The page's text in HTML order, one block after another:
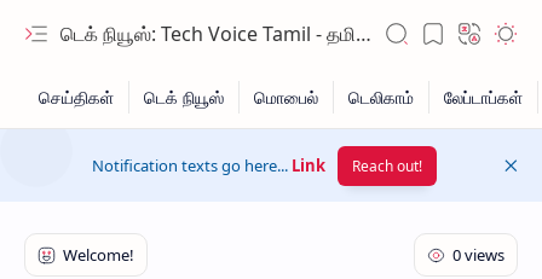
டெக் நியூஸ்: Tech Voice Tamil - தமிழ் டெக் & 2026 AI செய்திகள்.
Notification texts go here... Link Reach out!